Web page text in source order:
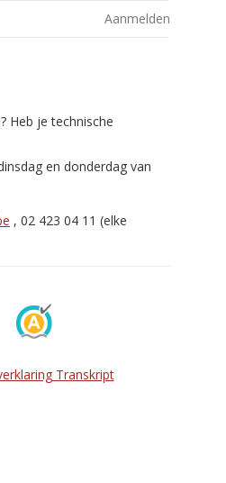
Aanmelden
Heb je technische
en donderdag van
, 02 423 04 11 (elke
Transkript